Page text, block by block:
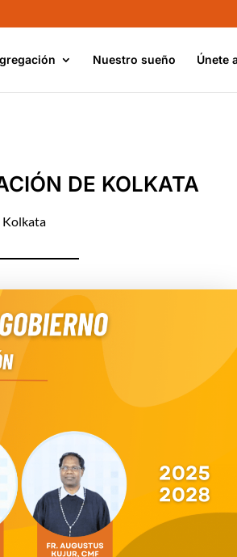
Nuestro sueño Únete
DE KOLKATA
Kolkata